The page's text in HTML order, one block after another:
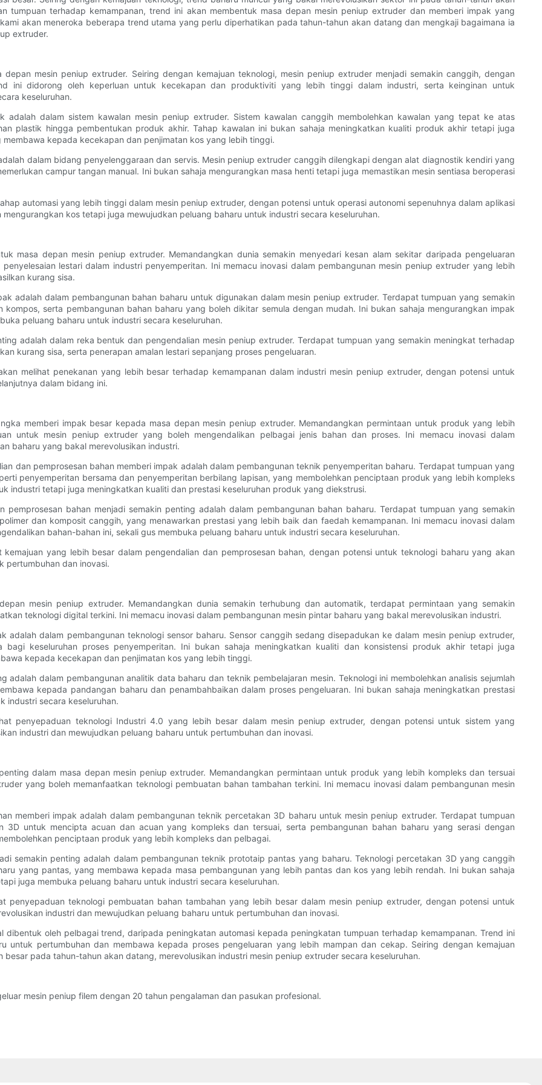
tumpuan terhadap kemampanan, trend ini akan membentuk masa depan mesin peniup extruder dan memberi impak yang
akan meneroka beberapa trend utama yang perlu diperhatikan pada tahun-tahun akan datang dan mengkaji bagaimana ia
extruder.
mesin peniup extruder. Seiring dengan kemajuan teknologi, mesin peniup extruder menjadi semakin canggih, dengan
ini didorong oleh keperluan untuk kecekapan dan produktiviti yang lebih tinggi dalam industri, serta keinginan untuk
keseluruhan.
adalah dalam sistem kawalan mesin peniup extruder. Sistem kawalan canggih membolehkan kawalan yang tepat ke atas
plastik hingga pembentukan produk akhir. Tahap kawalan ini bukan sahaja meningkatkan kualiti produk akhir tetapi juga
kepada kecekapan dan penjimatan kos yang lebih tinggi.
dalam bidang penyelenggaraan dan servis. Mesin peniup extruder canggih dilengkapi dengan alat diagnostik kendiri yang
campur tangan manual. Ini bukan sahaja mengurangkan masa henti tetapi juga memastikan mesin sentiasa beroperasi
automasi yang lebih tinggi dalam mesin peniup extruder, dengan potensi untuk operasi autonomi sepenuhnya dalam aplikasi
kos tetapi juga mewujudkan peluang baharu untuk industri secara keseluruhan.
masa depan mesin peniup extruder. Memandangkan dunia semakin menyedari kesan alam sekitar daripada pengeluaran
lestari dalam industri penyemperitan. Ini memacu inovasi dalam pembangunan mesin peniup extruder yang lebih
kurang sisa.
adalah dalam pembangunan bahan baharu untuk digunakan dalam mesin peniup extruder. Terdapat tumpuan yang semakin
serta pembangunan bahan baharu yang boleh dikitar semula dengan mudah. ​​Ini bukan sahaja mengurangkan impak
peluang baharu untuk industri secara keseluruhan.
adalah dalam reka bentuk dan pengendalian mesin peniup extruder. Terdapat tumpuan yang semakin meningkat terhadap
kurang sisa, serta penerapan amalan lestari sepanjang proses pengeluaran.
melihat penekanan yang lebih besar terhadap kemampanan dalam industri mesin peniup extruder, dengan potensi untuk
dalam bidang ini.
memberi impak besar kepada masa depan mesin peniup extruder. Memandangkan permintaan untuk produk yang lebih
untuk mesin peniup extruder yang boleh mengendalikan pelbagai jenis bahan dan proses. Ini memacu inovasi dalam
baharu yang bakal merevolusikan industri.
dan pemprosesan bahan memberi impak adalah dalam pembangunan teknik penyemperitan baharu. Terdapat tumpuan yang
penyemperitan bersama dan penyemperitan berbilang lapisan, yang membolehkan penciptaan produk yang lebih kompleks
industri tetapi juga meningkatkan kualiti dan prestasi keseluruhan produk yang diekstrusi.
bahan menjadi semakin penting adalah dalam pembangunan bahan baharu. Terdapat tumpuan yang semakin
dan komposit canggih, yang menawarkan prestasi yang lebih baik dan faedah kemampanan. Ini memacu inovasi dalam
bahan-bahan ini, sekali gus membuka peluang baharu untuk industri secara keseluruhan.
yang lebih besar dalam pengendalian dan pemprosesan bahan, dengan potensi untuk teknologi baharu yang akan
pertumbuhan dan inovasi.
mesin peniup extruder. Memandangkan dunia semakin terhubung dan automatik, terdapat permintaan yang semakin
teknologi digital terkini. Ini memacu inovasi dalam pembangunan mesin pintar baharu yang bakal merevolusikan industri.
dalam pembangunan teknologi sensor baharu. Sensor canggih sedang disepadukan ke dalam mesin peniup extruder,
keseluruhan proses penyemperitan. Ini bukan sahaja meningkatkan kualiti dan konsistensi produk akhir tetapi juga
kepada kecekapan dan penjimatan kos yang lebih tinggi.
dalam pembangunan analitik data baharu dan teknik pembelajaran mesin. Teknologi ini membolehkan analisis sejumlah
kepada pandangan baharu dan penambahbaikan dalam proses pengeluaran. Ini bukan sahaja meningkatkan prestasi
industri secara keseluruhan.
penyepaduan teknologi Industri 4.0 yang lebih besar dalam mesin peniup extruder, dengan potensi untuk sistem yang
industri dan mewujudkan peluang baharu untuk pertumbuhan dan inovasi.
dalam masa depan mesin peniup extruder. Memandangkan permintaan untuk produk yang lebih kompleks dan tersuai
yang boleh memanfaatkan teknologi pembuatan bahan tambahan terkini. Ini memacu inovasi dalam pembangunan mesin
memberi impak adalah dalam pembangunan teknik percetakan 3D baharu untuk mesin peniup extruder. Terdapat tumpuan
3D untuk mencipta acuan dan acuan yang kompleks dan tersuai, serta pembangunan bahan baharu yang serasi dengan
penciptaan produk yang lebih kompleks dan pelbagai.
semakin penting adalah dalam pembangunan teknik prototaip pantas yang baharu. Teknologi percetakan 3D yang canggih
yang pantas, yang membawa kepada masa pembangunan yang lebih pantas dan kos yang lebih rendah. Ini bukan sahaja
juga membuka peluang baharu untuk industri secara keseluruhan.
penyepaduan teknologi pembuatan bahan tambahan yang lebih besar dalam mesin peniup extruder, dengan potensi untuk
industri dan mewujudkan peluang baharu untuk pertumbuhan dan inovasi.
oleh pelbagai trend, daripada peningkatan automasi kepada peningkatan tumpuan terhadap kemampanan. Trend ini
untuk pertumbuhan dan membawa kepada proses pengeluaran yang lebih mampan dan cekap. Seiring dengan kemajuan
pada tahun-tahun akan datang, merevolusikan industri mesin peniup extruder secara keseluruhan.
mesin peniup filem dengan 20 tahun pengalaman dan pasukan profesional.